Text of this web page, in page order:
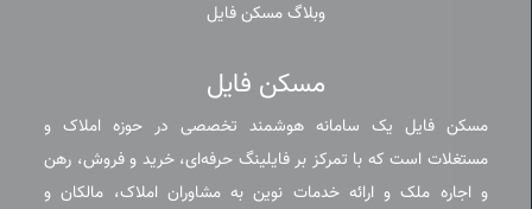
وبلاگ مسکن فایل
مسکن فایل
مسکن فایل یک سامانه هوشمند تخصصی در حوزه املاک و
مستغلات است که با تمرکز بر فایلینگ حرفه‌ای، خرید و فروش، رهن
و اجاره ملک و ارائه خدمات نوین به مشاوران املاک، مالکان و